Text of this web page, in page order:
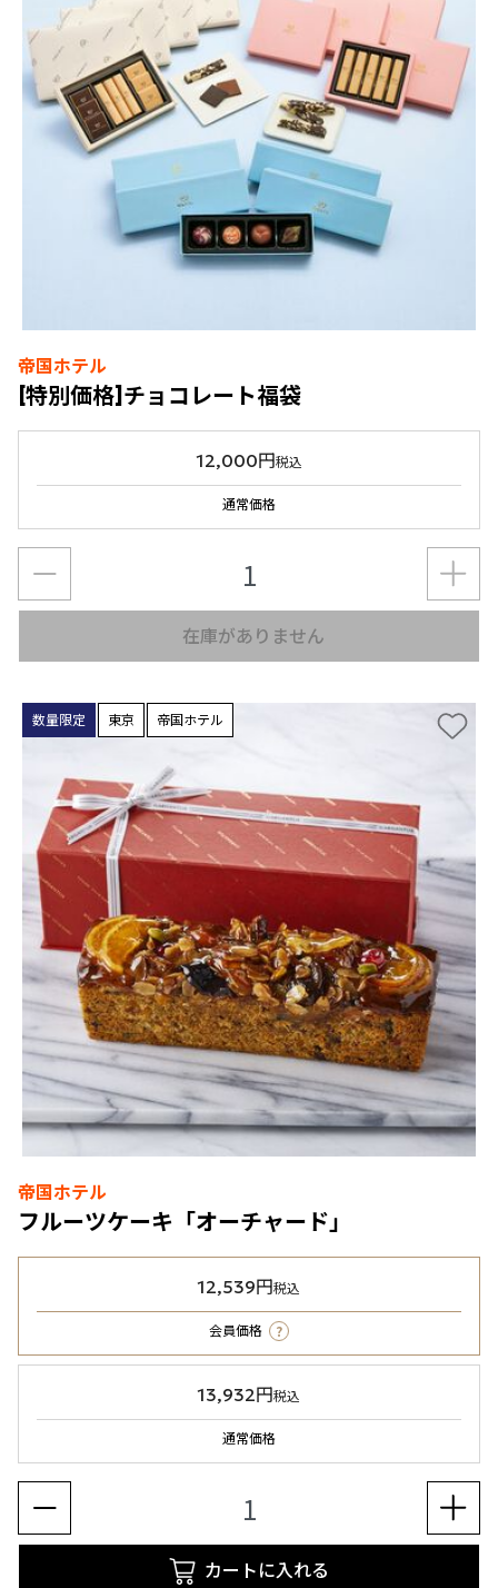
帝国ホテル
[特別価格]チョコレート福袋
12,000円税込
通常価格
在庫がありません
数量限定 東京 帝国ホテル
帝国ホテル
フルーツケーキ「オーチャード」
12,539円税込
会員価格 ?
13,932円税込
通常価格
カートに入れる